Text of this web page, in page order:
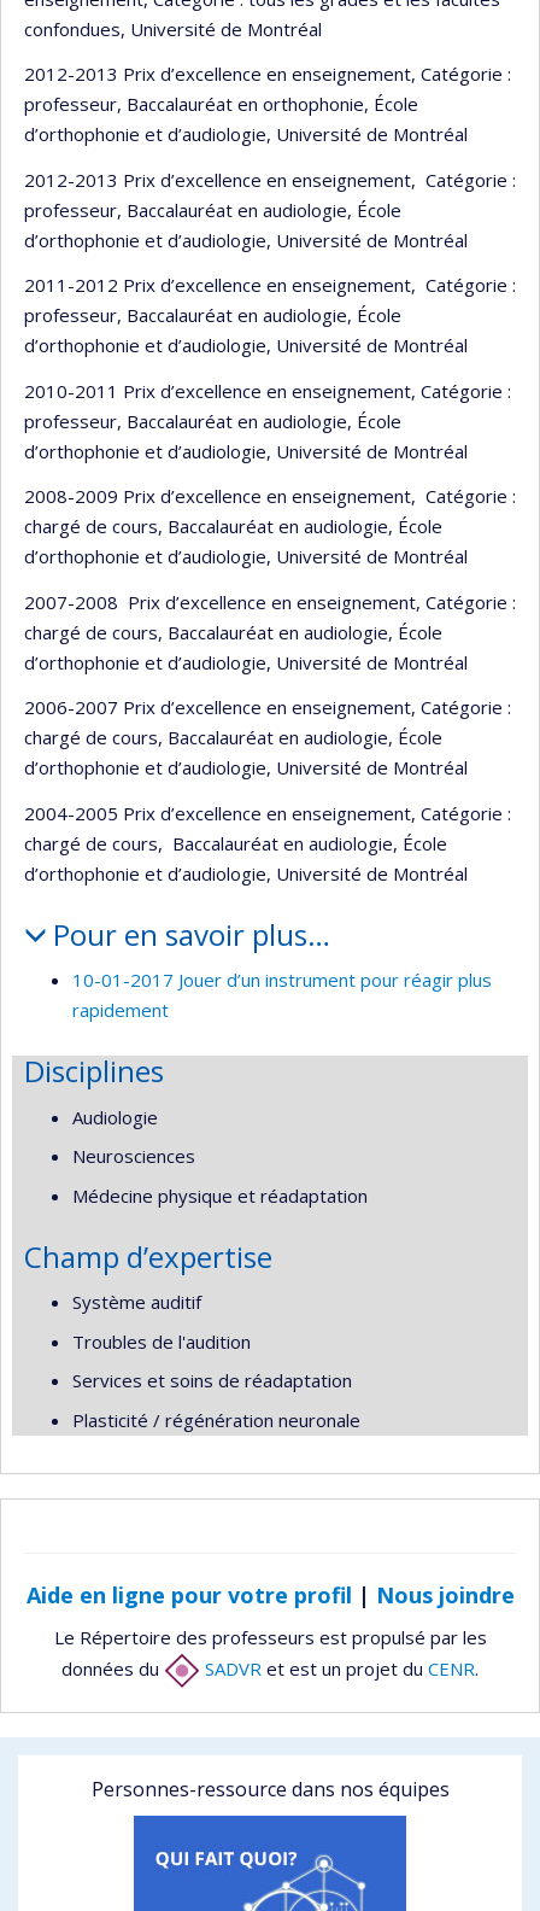
confondues, Université de Montréal
2012-2013 Prix d’excellence en enseignement, Catégorie :
professeur, Baccalauréat en orthophonie, École
d’orthophonie et d’audiologie, Université de Montréal
2012-2013 Prix d’excellence en enseignement, Catégorie :
professeur, Baccalauréat en audiologie, École
d’orthophonie et d’audiologie, Université de Montréal
2011-2012 Prix d’excellence en enseignement, Catégorie :
professeur, Baccalauréat en audiologie, École
d’orthophonie et d’audiologie, Université de Montréal
2010-2011 Prix d’excellence en enseignement, Catégorie :
professeur, Baccalauréat en audiologie, École
d’orthophonie et d’audiologie, Université de Montréal
2008-2009 Prix d’excellence en enseignement, Catégorie :
chargé de cours, Baccalauréat en audiologie, École
d’orthophonie et d’audiologie, Université de Montréal
2007-2008 Prix d’excellence en enseignement, Catégorie :
chargé de cours, Baccalauréat en audiologie, École
d’orthophonie et d’audiologie, Université de Montréal
2006-2007 Prix d’excellence en enseignement, Catégorie :
chargé de cours, Baccalauréat en audiologie, École
d’orthophonie et d’audiologie, Université de Montréal
2004-2005 Prix d’excellence en enseignement, Catégorie :
chargé de cours, Baccalauréat en audiologie, École
d’orthophonie et d’audiologie, Université de Montréal
Pour en savoir plus…
10-01-2017 Jouer d’un instrument pour réagir plus
rapidement
Disciplines
Audiologie
Neurosciences
Médecine physique et réadaptation
Champ d’expertise
Système auditif
Troubles de l'audition
Services et soins de réadaptation
Plasticité / régénération neuronale
Aide en ligne pour votre profil | Nous joindre
Le Répertoire des professeurs est propulsé par les
données du
SADVR et est un projet du CENR.
Personnes-ressource dans nos équipes